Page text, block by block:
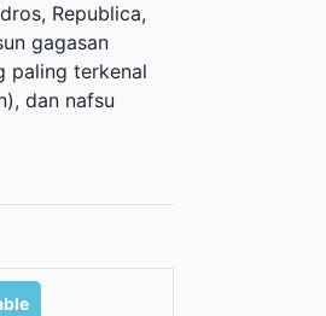
Republica,
gagasan
paling terkenal
dan nafsu